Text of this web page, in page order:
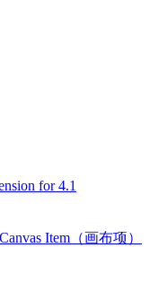
for 4.1
Item（画布项）